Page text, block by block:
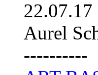
22.07.17
Aurel
----------